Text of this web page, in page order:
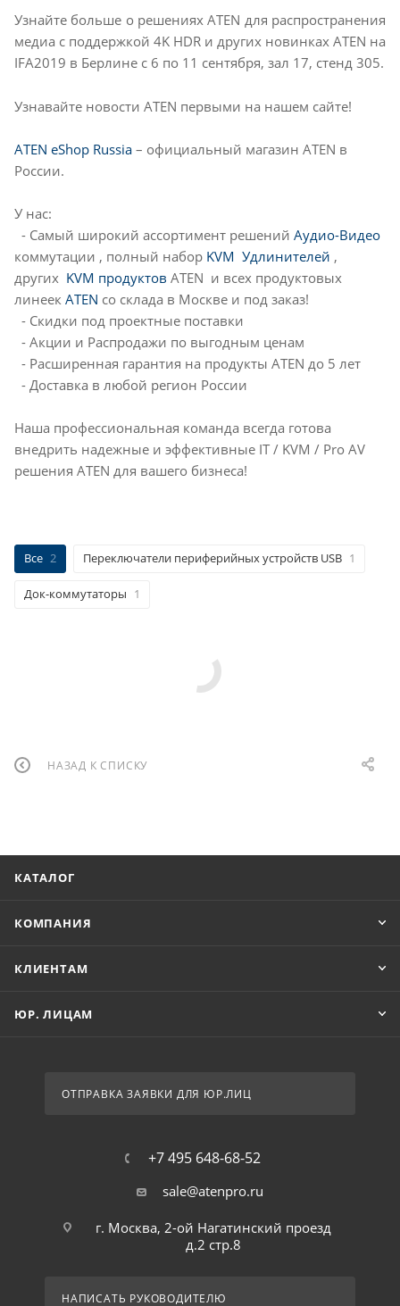
Узнайте больше о решениях ATEN для распространения
медиа с поддержкой 4K HDR и других новинках ATEN на
IFA2019 в Берлине с 6 по 11 сентября, зал 17, стенд 305.
Узнавайте новости ATEN первыми на нашем сайте!
ATEN eShop Russia – официальный магазин ATEN в
России.
У нас:
- Самый широкий ассортимент решений Аудио-Видео
коммутации , полный набор KVM Удлинителей ,
других KVM продуктов ATEN и всех продуктовых
линеек ATEN со склада в Москве и под заказ!
- Скидки под проектные поставки
- Акции и Распродажи по выгодным ценам
- Расширенная гарантия на продукты ATEN до 5 лет
- Доставка в любой регион России
Наша профессиональная команда всегда готова
внедрить надежные и эффективные IT / KVM / Pro AV
решения ATEN для вашего бизнеса!
Все 2 Переключатели периферийных устройств USB 1
Док-коммутаторы 1
НАЗАД К СПИСКУ
КАТАЛОГ
КОМПАНИЯ
КЛИЕНТАМ
ЮР. ЛИЦАМ
ОТПРАВКА ЗАЯВКИ ДЛЯ ЮР.ЛИЦ
+7 495 648-68-52
sale@atenpro.ru
г. Москва, 2-ой Нагатинский проезд
д.2 стр.8
НАПИСАТЬ РУКОВОДИТЕЛЮ